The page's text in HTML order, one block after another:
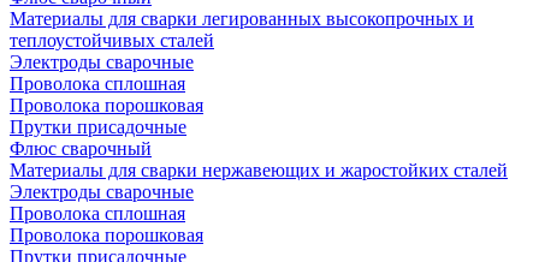
Материалы для сварки легированных высокопрочных и
теплоустойчивых сталей
Электроды сварочные
Проволока сплошная
Проволока порошковая
Прутки присадочные
Флюс сварочный
Материалы для сварки нержавеющих и жаростойких сталей
Электроды сварочные
Проволока сплошная
Проволока порошковая
Прутки присадочные